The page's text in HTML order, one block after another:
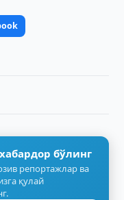
бўлинг
репортажлар ва
қулай